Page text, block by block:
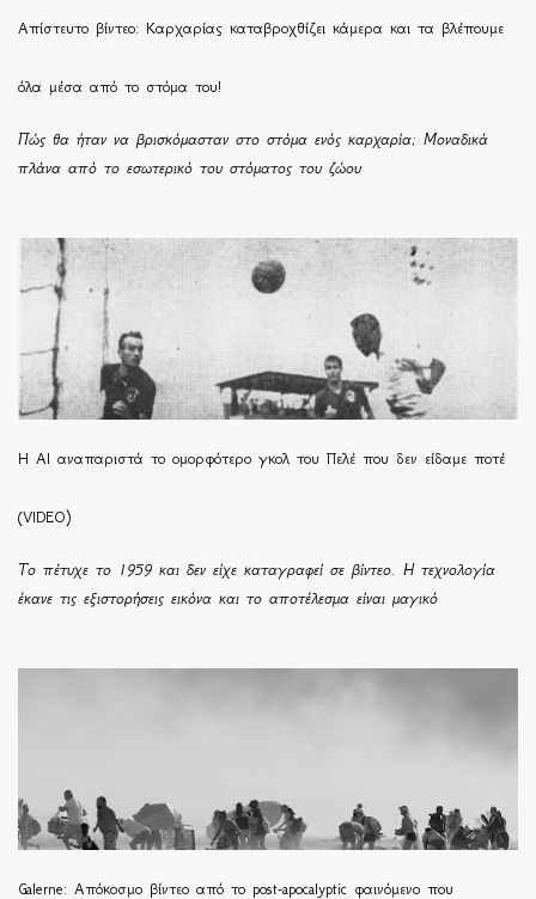
Απίστευτο βίντεο: Καρχαρίας καταβροχθίζει κάμερα και τα βλέπουμε
όλα μέσα από το στόμα του!
Πώς θα ήταν να βρισκόμασταν στο στόμα ενός καρχαρία; Μοναδικά
πλάνα από το εσωτερικό του στόματος του ζώου
Η ΑΙ αναπαριστά το ομορφότερο γκολ του Πελέ που δεν είδαμε ποτέ
(VIDEO)
Το πέτυχε το 1959 και δεν είχε καταγραφεί σε βίντεο. Η τεχνολογία
έκανε τις εξιστορήσεις εικόνα και το αποτέλεσμα είναι μαγικό
Galerne: Απόκοσμο βίντεο από το post-apocalyptic φαινόμενο που